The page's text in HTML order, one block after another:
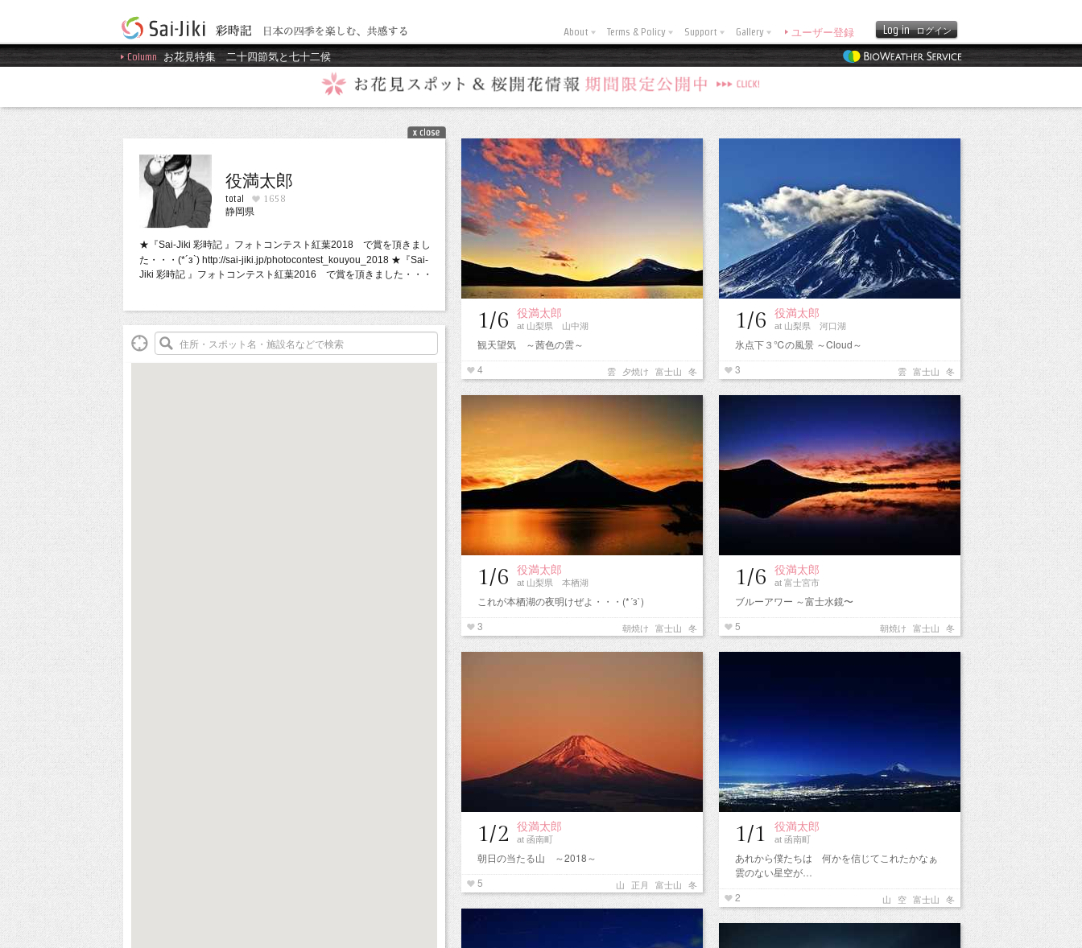
Log in ログイン
ユーザー登録
Gallery
Support
Terms & Policy
About
Column お花見特集 二十四節気と七十二候
役満太郎
total
1658
静岡県
★『Sai-Jiki 彩時記 』フォトコンテスト紅葉2018 で賞を頂きまし
た・・・(*´з`) http://sai-jiki.jp/photocontest_kouyou_2018 ★『Sai-
Jiki 彩時記 』フォトコンテスト紅葉2016 で賞を頂きました・・・
1/6 役満太郎
at 山梨県 山中湖
観天望気 ～茜色の雲～
4
雲 夕焼け 富士山 冬
1/6 役満太郎
at 山梨県 河口湖
氷点下３℃の風景 ～Cloud～
3
雲 富士山 冬
1/6 役満太郎
at 山梨県 本栖湖
これが本栖湖の夜明けぜよ・・・(*´з`)
3
朝焼け 富士山 冬
1/6 役満太郎
at 富士宮市
ブルーアワー ～富士水鏡〜
5
朝焼け 富士山 冬
1/2 役満太郎
at 函南町
朝日の当たる山 ～2018～
5
山 正月 富士山 冬
1/1 役満太郎
at 函南町
あれから僕たちは 何かを信じてこれたかなぁ
雲のない星空が…
2
山 空 富士山 冬